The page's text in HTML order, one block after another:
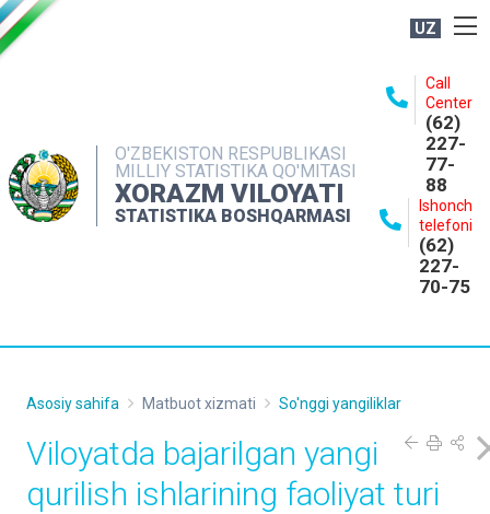
UZ
O'ZBEKISTON RESPUBLIKASI
MILLIY STATISTIKA QO'MITASI
XORAZM VILOYATI
STATISTIKA BOSHQARMASI
Call
Center
(62)
227-
77-
88
Ishonch
telefoni
(62)
227-
70-75
NASHRLAR
INTERAKTIV XIZMATLAR
MATBUOT XIZMATI
Asosiy sahifa Matbuot xizmati So'nggi yangiliklar
Viloyatda bajarilgan yangi
qurilish ishlarining faoliyat turi